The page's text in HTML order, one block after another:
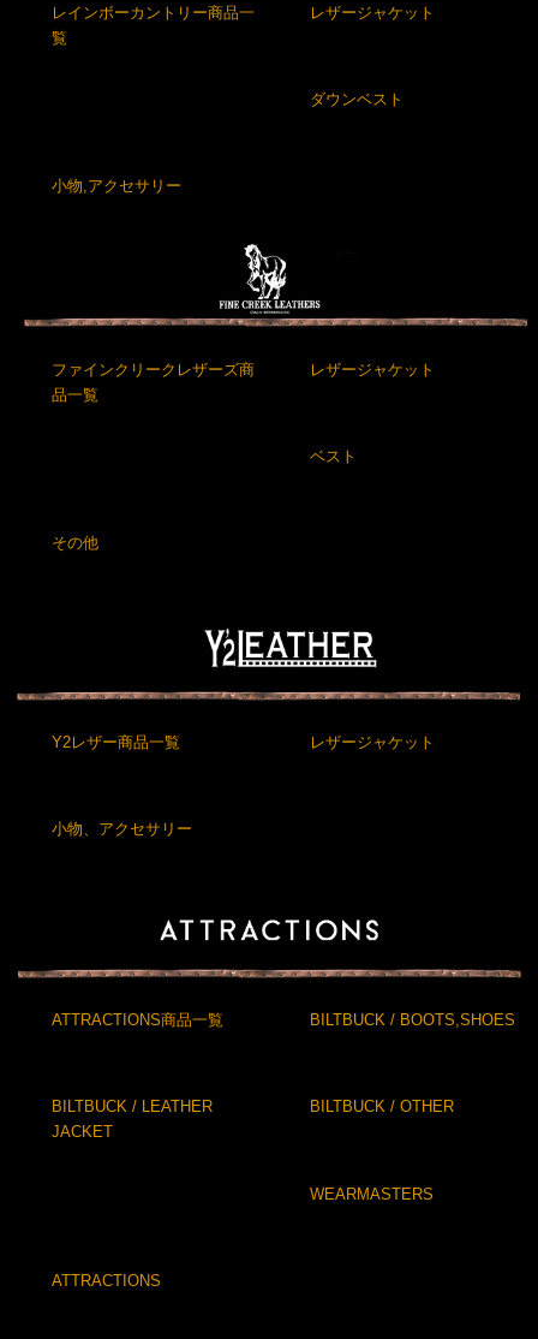
レインボーカントリー商品一
覧
レザージャケット
ダウンベスト
小物,アクセサリー
ファインクリークレザーズ商
品一覧
レザージャケット
ベスト
その他
Y2レザー商品一覧 レザージャケット
小物、アクセサリー
ATTRACTIONS商品一覧 BILTBUCK / BOOTS,SHOES
BILTBUCK / LEATHER
JACKET
BILTBUCK / OTHER
WEARMASTERS
ATTRACTIONS